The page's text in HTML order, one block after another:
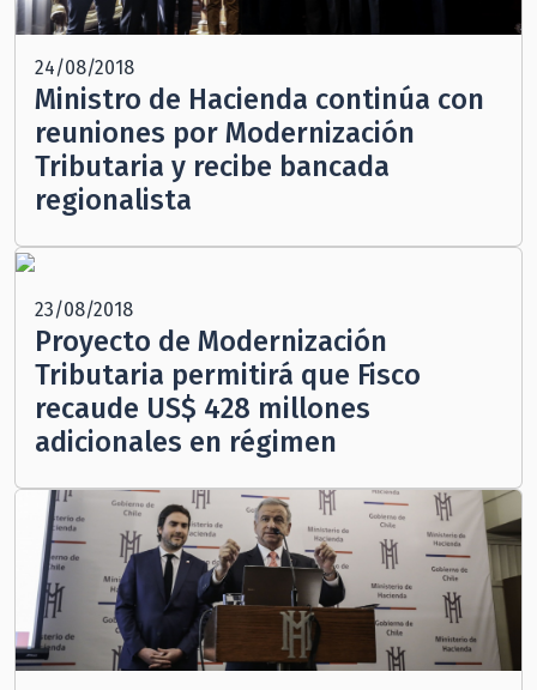
24/08/2018
Ministro de Hacienda continúa con
reuniones por Modernización
Tributaria y recibe bancada
regionalista
23/08/2018
Proyecto de Modernización
Tributaria permitirá que Fisco
recaude US$ 428 millones
adicionales en régimen